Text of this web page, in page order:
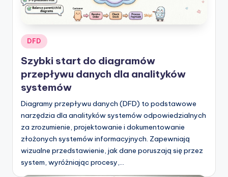
A
n
si
g
h
t
s
&
Posted
in
DFD
Szybki start do diagramów
przepływu danych dla analityków
systemów
Diagramy przepływu danych (DFD) to podstawowe
narzędzia dla analityków systemów odpowiedzialnych
za zrozumienie, projektowanie i dokumentowanie
złożonych systemów informacyjnych. Zapewniają
wizualne przedstawienie, jak dane poruszają się przez
system, wyróżniając procesy,…